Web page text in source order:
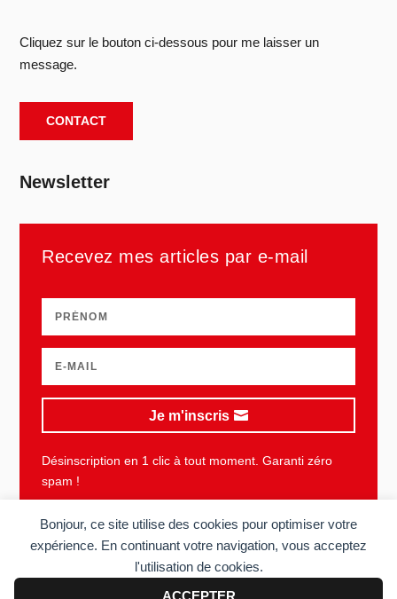
Bonjour, ce site utilise des cookies pour optimiser votre
expérience. En continuant votre navigation, vous acceptez
l'utilisation de cookies.
ACCEPTER
Cliquez sur le bouton ci-dessous pour me laisser un
message.
CONTACT
Newsletter
Recevez mes articles par e-mail
Je m'inscris
Désinscription en 1 clic à tout moment. Garanti zéro
spam !
Plan du site Mentions légales Vie privée